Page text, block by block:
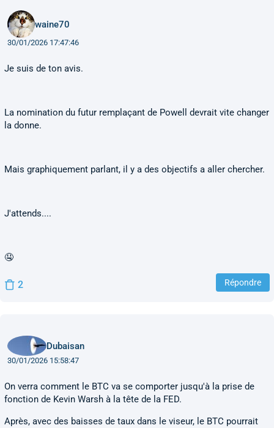
waine70
30/01/2026 17:47:46
Je suis de ton avis.
La nomination du futur remplaçant de Powell devrait vite changer
la donne.
Mais graphiquement parlant, il y a des objectifs a aller chercher.
J'attends....
🤤
2 Répondre
Dubaisan
30/01/2026 15:58:47
On verra comment le BTC va se comporter jusqu'à la prise de
fonction de Kevin Warsh à la tête de la FED.
Après, avec des baisses de taux dans le viseur, le BTC pourrait